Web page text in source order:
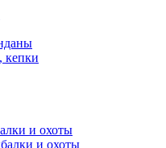
кепки
и охоты
и охоты